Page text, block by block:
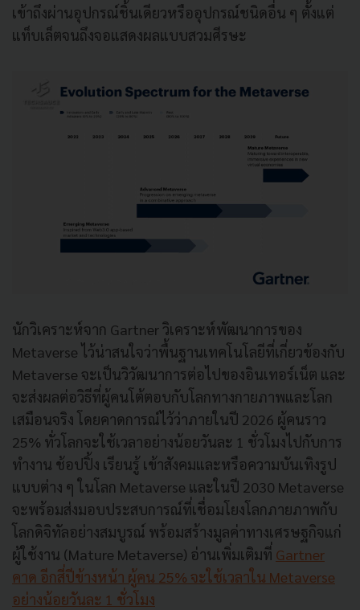
เข้าถึงผ่านอุปกรณ์ชิ้นเดียวหรืออุปกรณ์ชนิดอื่น ๆ ตั้งแต่
แท็บเล็ตจนถึงจอแสดงผลแบบสวมศีรษะ
นักวิเคราะห์จาก Gartner วิเคราะห์พัฒนาการของ
Metaverse ไว้น่าสนใจว่าพื้นฐานเทคโนโลยีที่เกี่ยวข้องกับ
Metaverse จะเป็นวิวัฒนาการต่อไปของอินเทอร์เน็ต และ
จะส่งผลต่อวิธีที่ผู้คนโต้ตอบกับโลกทางกายภาพและโลก
เสมือนจริง โดยคาดการณ์ไว้ว่าภายในปี 2026 ผู้คนราว
25% ทั่วโลกจะใช้เวลาอย่างน้อยวันละ 1 ชั่วโมงไปกับการ
ทำงาน ช้อปปิ้ง เรียนรู้ เข้าสังคมและหรือความบันเทิงรูป
แบบต่าง ๆ ในโลก Metaverse และในปี 2030 Metaverse
จะพร้อมส่งมอบประสบการณ์ที่เชื่อมโยงโลกภายภาพกับ
โลกดิจิทัลอย่างสมบูรณ์ พร้อมสร้างมูลค่าทางเศรษฐกิจแก่
ผู้ใช้งาน (Mature Metaverse) อ่านเพิ่มเติมที่ Gartner
คาด อีกสี่ปีข้างหน้า ผู้คน 25% จะใช้เวลาใน Metaverse
อย่างน้อยวันละ 1 ชั่วโมง